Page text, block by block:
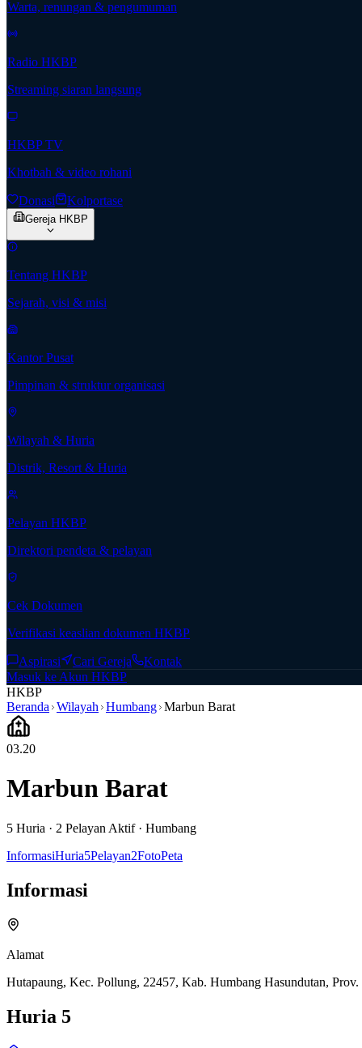
Warta, renungan & pengumuman
Radio HKBP
Streaming siaran langsung
HKBP TV
Khotbah & video rohani
Donasi Kolportase
Gereja HKBP
Tentang HKBP
Sejarah, visi & misi
Kantor Pusat
Pimpinan & struktur organisasi
Wilayah & Huria
Distrik, Resort & Huria
Pelayan HKBP
Direktori pendeta & pelayan
Cek Dokumen
Verifikasi keaslian dokumen HKBP
Aspirasi Cari Gereja
Kontak
Masuk ke Akun HKBP
HKBP
Beranda Wilayah Humbang Marbun Barat
03.20
Marbun Barat
5 Huria · 2 Pelayan Aktif· Humbang
InformasiHuria5Pelayan2FotoPeta
Informasi
Alamat
Hutapaung, Kec. Pollung, 22457, Kab. Humbang Hasundutan, Prov.
Huria 5